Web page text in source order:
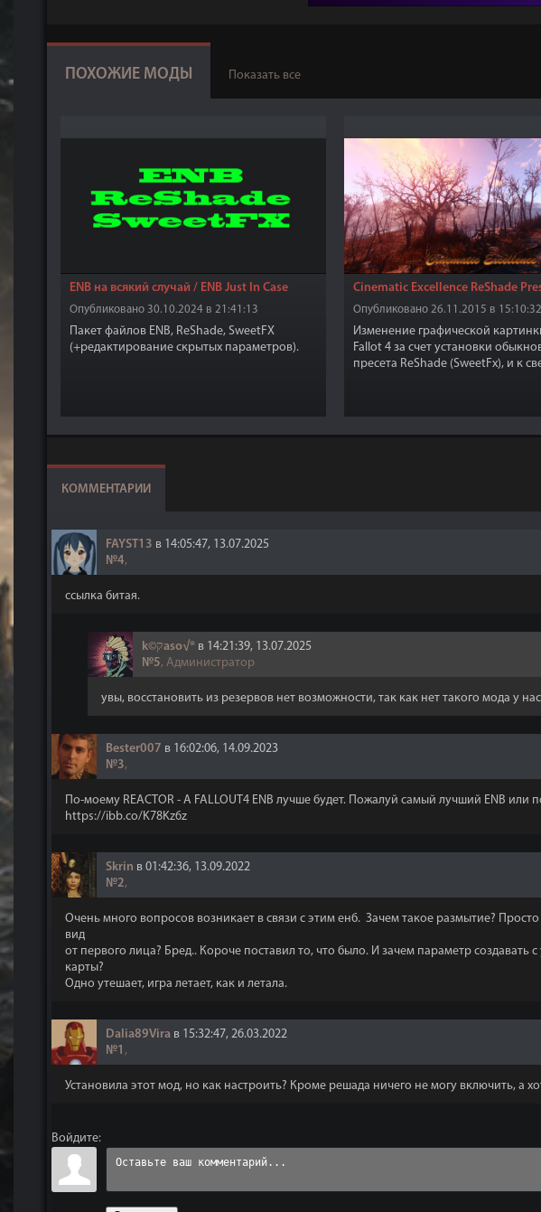
ПОХОЖИЕ МОДЫ Показать все
ENB на всякий случай / ENB Just In Case
Опубликовано 30.10.2024 в 21:41:13
Пакет файлов ENB, ReShade, SweetFX
(+редактирование скрытых параметров).
Cinematic Excellence ReShade
Опубликовано 26.11.2015 в 15:10:32
Изменение графической
Fallot 4 за счет установки
пресета ReShade (SweetFx), и к
КОММЕНТАРИИ
FAYST13 в 14:05:47, 13.07.2025
№4,
ссылка битая.
k©קaso√® в 14:21:39, 13.07.2025
№5, Администратор
увы, восстановить из резервов нет возможности, так как нет такого мода у
Bester007 в 16:02:06, 14.09.2023
№3,
По-моему REACTOR - A FALLOUT4 ENB лучше будет. Пожалуй самый лучший ENB
https://ibb.co/K78Kz6z
Skrin в 01:42:36, 13.09.2022
№2,
Очень много вопросов возникает в связи с этим енб. Зачем такое размытие?
вид
от первого лица? Бред.. Короче поставил то, что было. И зачем параметр создавать
карты?
Одно утешает, игра летает, как и летала.
Dalia89Vira в 15:32:47, 26.03.2022
№1 ,
Установила этот мод, но как настроить? Кроме решада ничего не могу включить, а
Войдите: